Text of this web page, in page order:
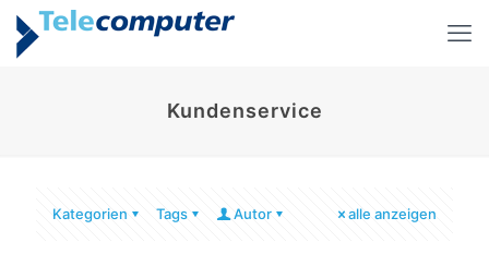
Kundenservice
Kategorien Tags Autor alle anzeigen